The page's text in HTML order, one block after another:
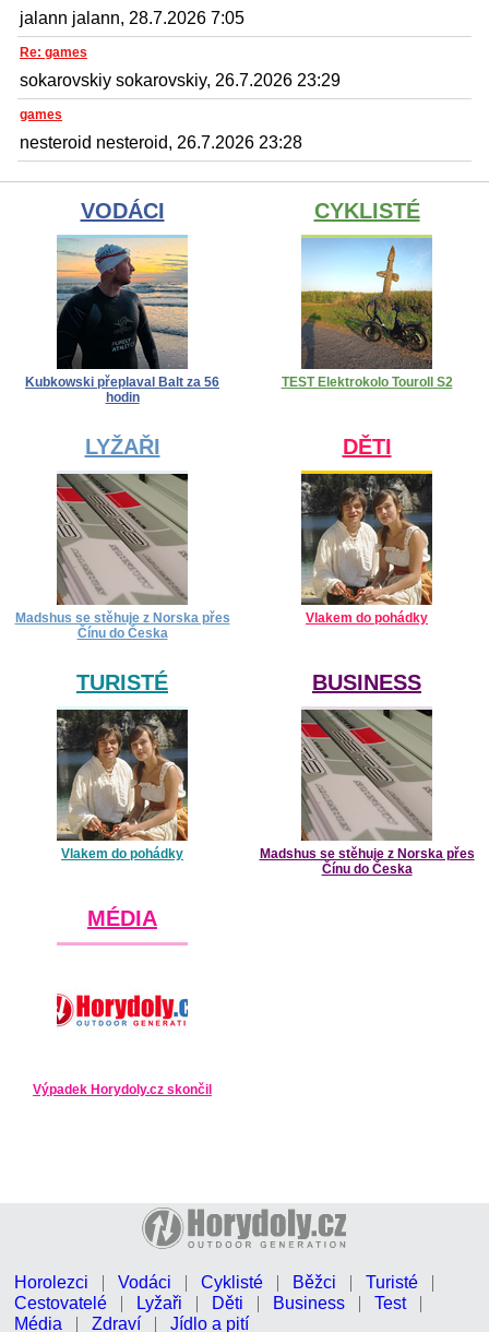
jalann jalann, 28.7.2026 7:05
Re: games
sokarovskiy sokarovskiy, 26.7.2026 23:29
games
nesteroid nesteroid, 26.7.2026 23:28
VODÁCI
Kubkowski přeplaval Balt za 56
hodin
CYKLISTÉ
TEST Elektrokolo Touroll S2
LYŽAŘI
Madshus se stěhuje z Norska přes
Čínu do Česka
DĚTI
Vlakem do pohádky
TURISTÉ
Vlakem do pohádky
BUSINESS
Madshus se stěhuje z Norska přes
Čínu do Česka
MÉDIA
Výpadek Horydoly.cz skončil
Horolezci Vodáci Cyklisté Běžci
Turisté
Cestovatelé
Lyžaři Děti Business
Test
Média
Zdraví Jídlo a pití